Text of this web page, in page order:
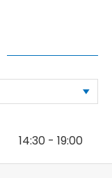
14:30 - 19:00